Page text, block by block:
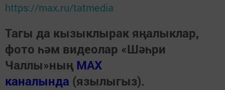
https://max.ru/tatmedia
Тагы да кызыклырак яңалыклар,
фото һәм видеолар «Шәһри
Чаллы»ның MAX
каналында (язылыгыз).